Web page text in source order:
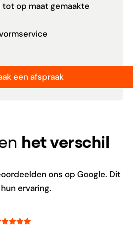
tot op maat gemaakte
een afspraak
het verschil
ons op Google. Dit
ervaring.